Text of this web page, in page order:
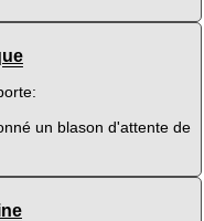
un blason d'attente de